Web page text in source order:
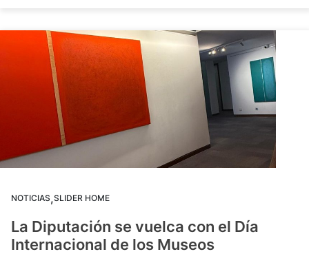
NOTICIAS,SLIDER HOME
La Diputación se vuelca con el Día
Internacional de los Museos